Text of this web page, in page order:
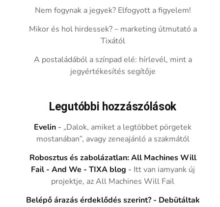
Nem fogynak a jegyek? Elfogyott a figyelem!
Mikor és hol hirdessek? – marketing útmutató a
Tixától
A postaládából a színpad elé: hírlevél, mint a
jegyértékesítés segítője
Legutóbbi hozzászólások
Evelin - „Dalok, amiket a legtöbbet pörgetek
mostanában”, avagy zeneajánló a szakmától
Robosztus és zabolázatlan: All Machines Will
Fail - And We - TIXA blog - Itt van iamyank új
projektje, az All Machines Will Fail
Belépő árazás érdeklődés szerint? - Debütáltak